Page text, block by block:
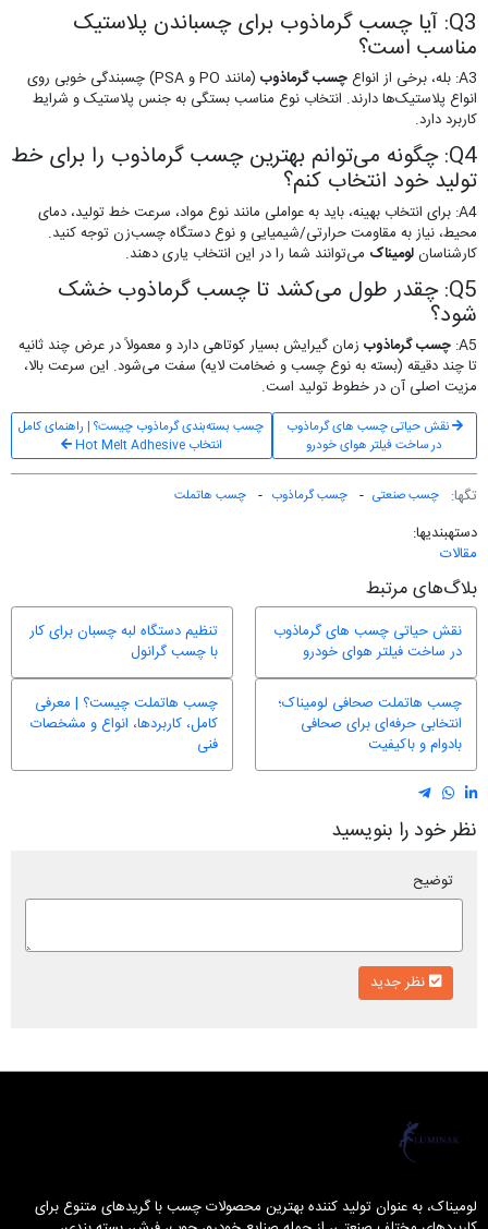
Q3: آیا چسب گرماذوب برای چسباندن پلاستیک
مناسب است؟
A3: بله، برخی از انواع چسب گرماذوب
(مانند PO و PSA) چسبندگی خوبی روی
انواع پلاستیک‌ها دارند. انتخاب نوع مناسب بستگی به جنس پلاستیک و شرایط
کاربرد دارد.
Q4: چگونه می‌توانم بهترین چسب گرماذوب را برای خط
تولید خود انتخاب کنم؟
A4: برای انتخاب بهینه، باید به عواملی مانند نوع مواد، سرعت خط تولید، دمای
محیط، نیاز به مقاومت حرارتی/شیمیایی و نوع دستگاه چسب‌زن توجه کنید.
کارشناسانلومیناک می‌توانند شما را در این انتخاب یاری دهند.
Q5: چقدر طول می‌کشد تا چسب گرماذوب خشک
شود؟
A5: چسب گرماذوبزمان گیرایش بسیار کوتاهی دارد و معمولاً در عرض چند ثانیه
تا چند دقیقه (بسته به نوع چسب و ضخامت لایه) سفت می‌شود. این سرعت بالا،
مزیت اصلی آن در خطوط تولید است.
نقش حیاتی چسب های گرماذوب
در ساخت فیلتر هوای خودرو
چسب بسته‌بندی گرماذوب چیست؟ | راهنمای کامل
انتخاب Hot Melt Adhesive
تگ‎ها: چسب صنعتی چسب گرماذوب چسب هاتملت
دسته‎بندی‎ها:
مقالات
بلاگ‌های مرتبط
نقش حیاتی چسب های گرماذوب
در ساخت فیلتر هوای خودرو
تنظیم دستگاه لبه چسبان برای کار
با چسب گرانول
چسب هاتملت صحافی لومیناک؛
انتخابی حرفه‌ای برای صحافی
بادوام و باکیفیت
چسب هاتملت چیست؟ | معرفی
کامل، کاربردها، انواع و مشخصات
فنی
نظر خود را بنویسید
توضیح
نظر جدید
لومیناک، به عنوان تولید کننده بهترین محصولات چسب با گریدهای متنوع برای